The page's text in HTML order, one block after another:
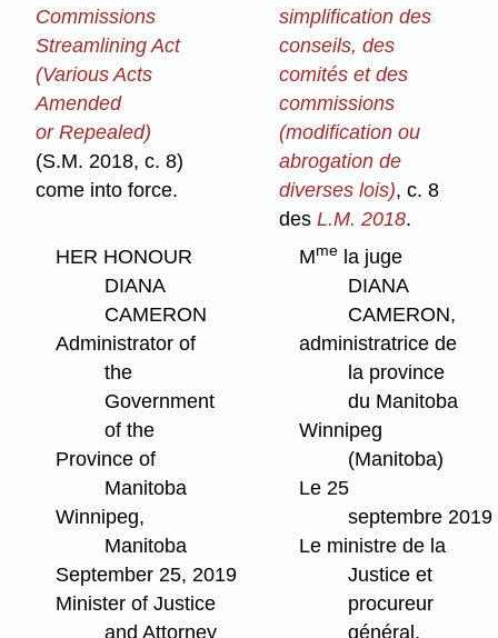
Commissions
Streamlining Act
(Various Acts
Amended
or Repealed)
(S.M. 2018, c. 8)
come into force.
simplification des
conseils, des
comités et des
commissions
(modification ou
abrogation de
diverses lois), c. 8
desL.M. 2018.
HER HONOUR
DIANA
CAMERON
Administrator of
the
Government
of the
Province of
Manitoba
Winnipeg,
Manitoba
September 25, 2019
Minister of Justice
and Attorney
Mme la juge
DIANA
CAMERON,
administratrice de
la province
du Manitoba
Winnipeg
(Manitoba)
Le 25
septembre 2019
Le ministre de la
Justice et
procureur
général,